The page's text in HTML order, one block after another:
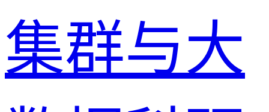
集群与大